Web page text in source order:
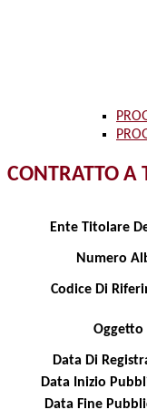
CONTRATTO A
Ente Titolare
Numero
Codice Di
Oggetto
Data Di
Data Inizio
Data Fine